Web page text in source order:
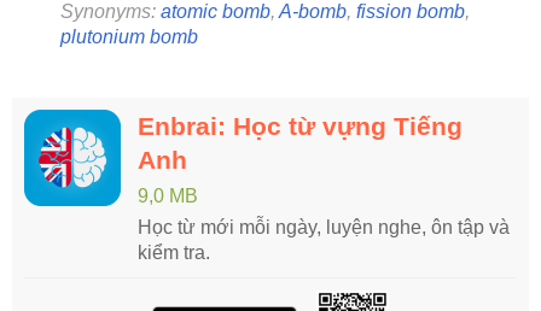
Synonyms: atomic bomb,A-bomb, fission bomb,
plutonium bomb
Enbrai: Học từ vựng Tiếng
Anh
9,0 MB
Học từ mới mỗi ngày, luyện nghe, ôn tập và
kiểm tra.